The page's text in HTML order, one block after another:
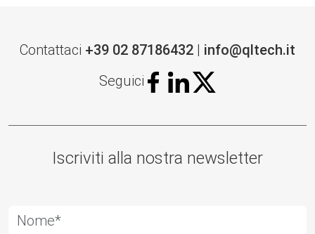
Contattaci +39 02 87186432 | info@qltech.it
Seguici
Iscriviti alla nostra newsletter